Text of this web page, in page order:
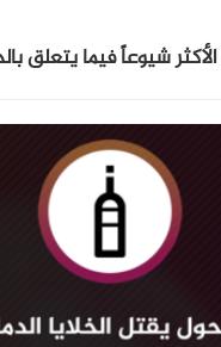
الأكثر شيوعاً فيما يتعلق